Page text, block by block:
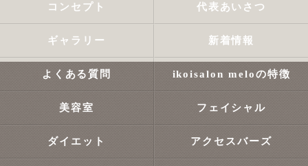
コンセプト 代表あいさつ
ギャラリー 新着情報
よくある質問 ikoisalon meloの特徴
美容室 フェイシャル
ダイエット アクセスバーズ